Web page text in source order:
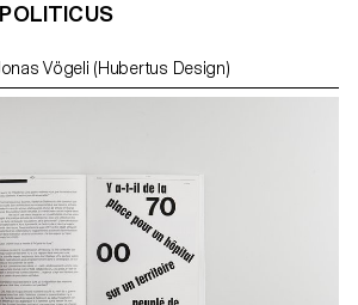
Vögeli (Hubertus Design)